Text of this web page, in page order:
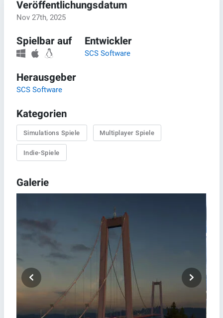
Veröffentlichungsdatum
Nov 27th, 2025
Spielbar auf Entwickler
SCS Software
Herausgeber
SCS Software
Kategorien
Simulations Spiele Multiplayer Spiele
Indie-Spiele
Galerie